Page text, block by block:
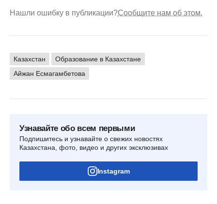
Нашли ошибку в публикации?Сообщите нам об этом.
Казахстан
Образование в Казахстане
Айжан Есмагамбетова
Узнавайте обо всем первыми
Подпишитесь и узнавайте о свежих новостях
Казахстана, фото, видео и других эксклюзивах
Instagram